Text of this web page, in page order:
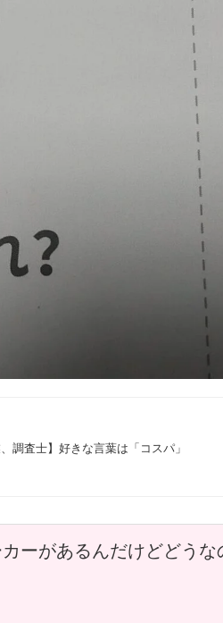
調査士】好きな言葉は「コスパ」
ーがあるんだけどどうな